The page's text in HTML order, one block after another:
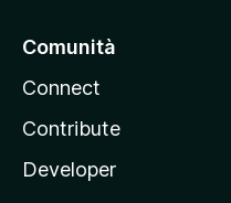
Comunità
Connect
Contribute
Developer